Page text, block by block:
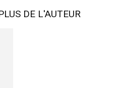
DE L'AUTEUR